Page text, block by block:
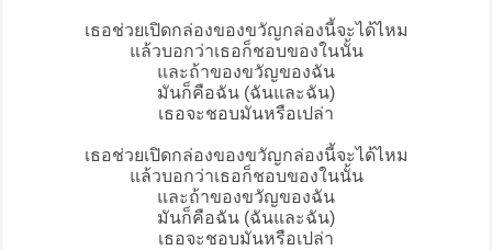
เธอช่วยเปิดกล่องของขวัญกล่องนี้จะได้ไหม
แล้วบอกว่าเธอก็ชอบของในนั้น
และถ้าของขวัญของฉัน
มันก็คือฉัน (ฉันและฉัน)
เธอจะชอบมันหรือเปล่า
เธอช่วยเปิดกล่องของขวัญกล่องนี้จะได้ไหม
แล้วบอกว่าเธอก็ชอบของในนั้น
และถ้าของขวัญของฉัน
มันก็คือฉัน (ฉันและฉัน)
เธอจะชอบมันหรือเปล่า